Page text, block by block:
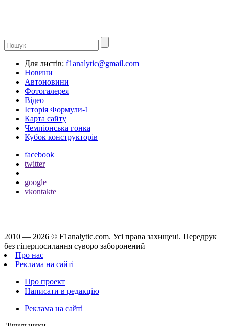
Для листів: f1analytic@gmail.com
Новини
Автоновини
Фотогалерея
Відео
Історія Формули-1
Карта сайту
Чемпіонська гонка
Кубок конструкторів
facebook
twitter
google
vkontakte
2010 — 2026 © F1analytic.com. Усi права захищенi. Передрук
без гіперпосилання суворо заборонений
Про нас
Реклама на сайті
Про проект
Написати в редакцію
Реклама на сайті